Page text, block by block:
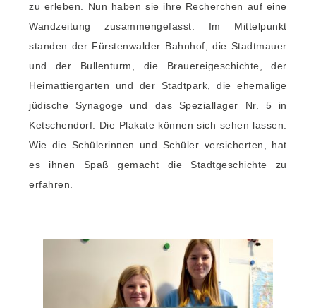
zu erleben. Nun haben sie ihre Recherchen auf eine
Wandzeitung zusammengefasst. Im Mittelpunkt
standen der Fürstenwalder Bahnhof, die Stadtmauer
und der Bullenturm, die Brauereigeschichte, der
Heimattiergarten und der Stadtpark, die ehemalige
jüdische Synagoge und das Speziallager Nr. 5 in
Ketschendorf. Die Plakate können sich sehen lassen.
Wie die Schülerinnen und Schüler versicherten, hat
es ihnen Spaß gemacht die Stadtgeschichte zu
erfahren.